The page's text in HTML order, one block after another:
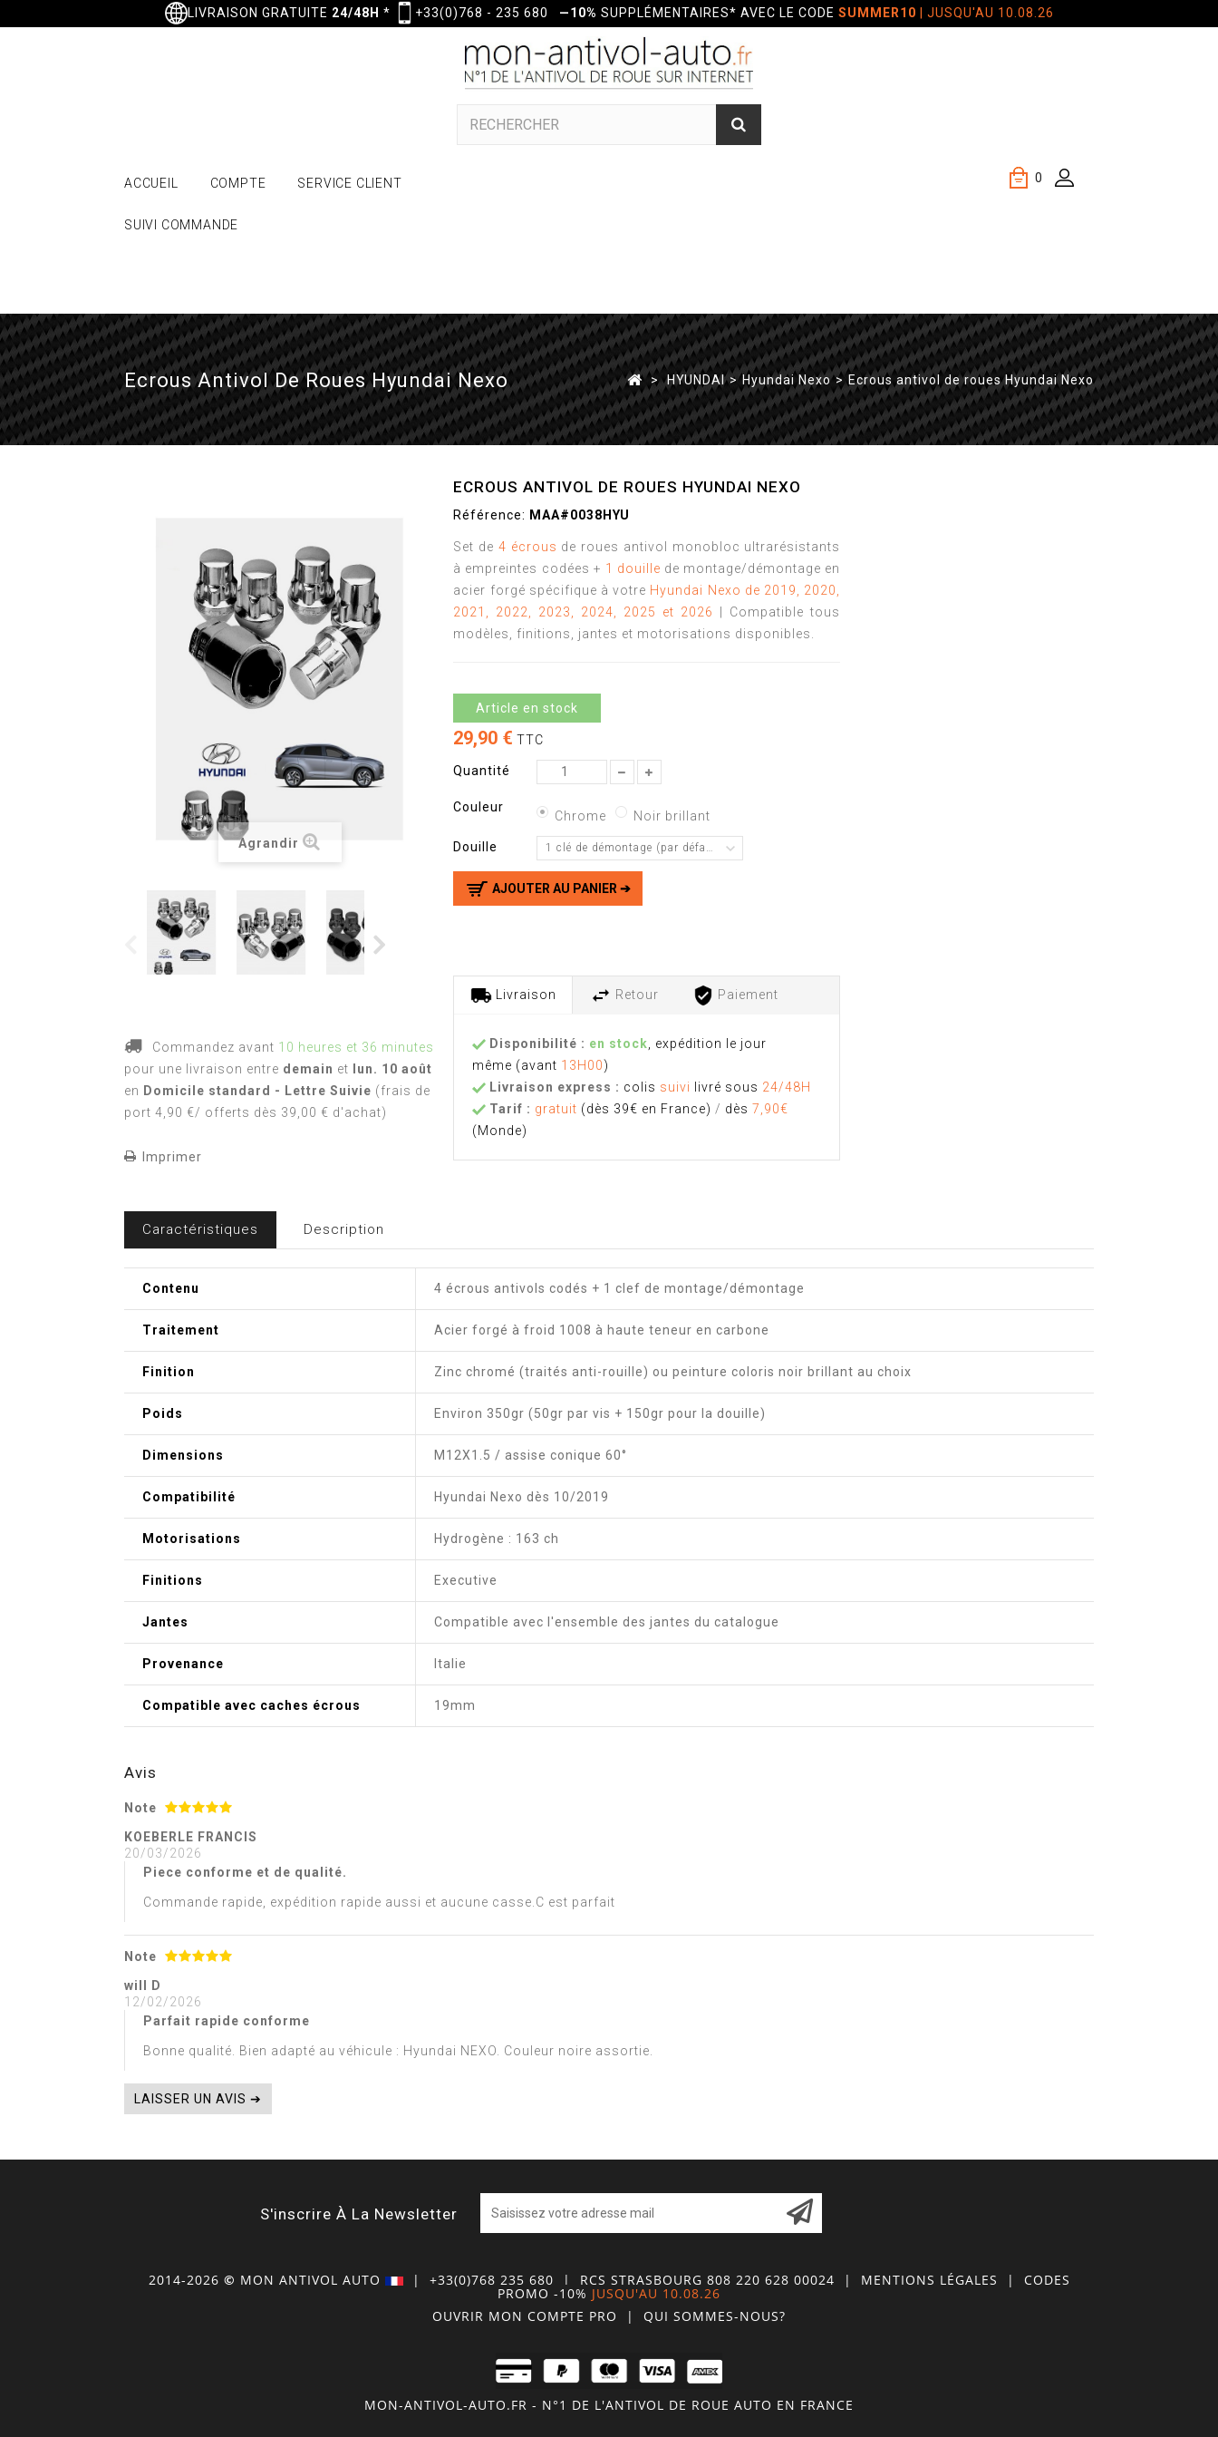
LIVRAISON GRATUITE 24/48H * +33(0)768 - 235 680 —10% SUPPLÉMENTAIRES* AVEC LE CODE SUMMER10 | JUSQU'AU 10.08.26
0
ACCUEIL COMPTE SERVICE CLIENT
SUIVI COMMANDE
Ecrous Antivol De Roues Hyundai Nexo > HYUNDAI > Hyundai Nexo > Ecrous antivol de roues Hyundai Nexo
Agrandir
Commandez avant 10 heures et 36 minutes
pour une livraison entre demain et
lun. 10 août
en Domicile standard - Lettre Suivie (frais de
port 4,90 €/ offerts dès 39,00 € d'achat)
Imprimer
ECROUS ANTIVOL DE ROUES HYUNDAI NEXO
Référence: MAA#0038HYU
Set de 4 écrous de roues antivol monobloc ultrarésistants
à empreintes codées + 1 douille de montage/démontage en
acier forgé spécifique à votre Hyundai Nexo de 2019, 2020,
2021, 2022, 2023, 2024, 2025 et 2026
| Compatible tous
modèles, finitions, jantes et motorisations disponibles.
Article en stock
29,90 € TTC
Quantité
Couleur
Chrome Noir brillant
Douille 1 clé de démontage (par défaut)
AJOUTER AU PANIER ➔
Livraison Retour Paiement
Disponibilité : en stock , expédition le jour
même (avant 13H00)
Livraison express : colis suivi livré sous 24/48H
Tarif : gratuit (dès 39€ en France) / dès 7,90€
(Monde)
Caractéristiques Description
Contenu 4 écrous antivols codés + 1 clef de montage/démontage
Traitement Acier forgé à froid 1008 à haute teneur en carbone
Finition Zinc chromé (traités anti-rouille) ou peinture coloris noir brillant au choix
Poids Environ 350gr (50gr par vis + 150gr pour la douille)
Dimensions M12X1.5 / assise conique 60°
Compatibilité Hyundai Nexo dès 10/2019
Motorisations Hydrogène : 163 ch
Finitions Executive
Jantes Compatible avec l'ensemble des jantes du catalogue
Provenance Italie
Compatible avec caches écrous 19mm
Avis
Note
KOEBERLE FRANCIS
20/03/2026
Piece conforme et de qualité.
Commande rapide, expédition rapide aussi et aucune casse.C est parfait
Note
will D
12/02/2026
Parfait rapide conforme
Bonne qualité. Bien adapté au véhicule : Hyundai NEXO. Couleur noire assortie.
LAISSER UN AVIS ➔
S'inscrire À La Newsletter
2014-2026 © MON ANTIVOL AUTO | +33(0)768 235 680 | RCS STRASBOURG 808 220 628 00024 | MENTIONS LÉGALES | CODES
PROMO -10% JUSQU'AU 10.08.26
OUVRIR MON COMPTE PRO | QUI SOMMES-NOUS?
MON-ANTIVOL-AUTO.FR - N°1 DE L'ANTIVOL DE ROUE AUTO EN FRANCE